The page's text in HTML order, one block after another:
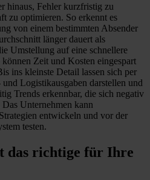
hinaus, Fehler kurzfristig zu
zu optimieren. So erkennt es
von einem bestimmten Absender
länger dauert als
Umstellung auf eine schnellere
Zeit und Kosten eingespart
ins kleinste Detail lassen sich per
Logistikausgaben darstellen und
Trends erkennbar, die sich negativ
Unternehmen kann
entwickeln und vor der
testen.
das richtige für Ihre